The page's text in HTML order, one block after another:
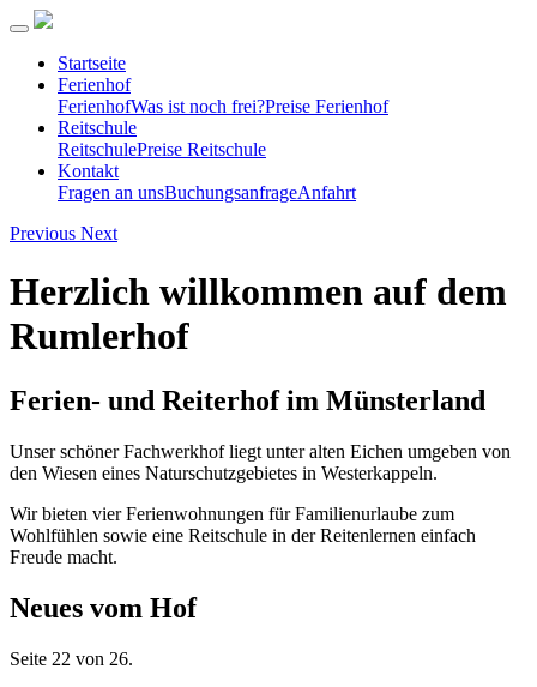
Startseite
Ferienhof
FerienhofWas ist noch frei?Preise Ferienhof
Reitschule
ReitschulePreise Reitschule
Kontakt
Fragen an unsBuchungsanfrageAnfahrt
Previous Next
Herzlich willkommen auf dem
Rumlerhof
Ferien- und Reiterhof im Münsterland
Unser schöner Fachwerkhof liegt unter alten Eichen umgeben von
den Wiesen eines Naturschutzgebietes in Westerkappeln.
Wir bieten vier Ferienwohnungen für Familienurlaube zum
Wohlfühlen sowie eine Reitschule in der Reitenlernen einfach
Freude macht.
Neues vom Hof
Seite 22 von 26.